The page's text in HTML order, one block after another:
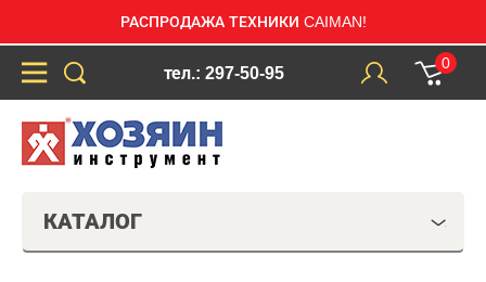
РАСПРОДАЖА ТЕХНИКИ CAIMAN!
тел.: 297-50-95
0
КАТАЛОГ